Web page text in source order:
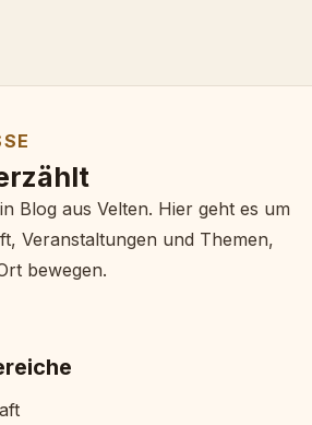
Blog aus Velten. Hier geht es um
Veranstaltungen und Themen,
bewegen.